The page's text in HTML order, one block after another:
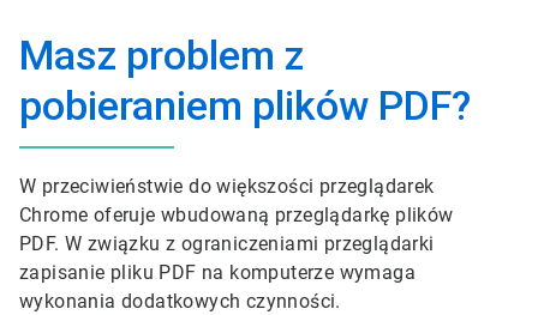
Masz problem z
pobieraniem plików PDF?
W przeciwieństwie do większości przeglądarek
Chrome oferuje wbudowaną przeglądarkę plików
PDF. W związku z ograniczeniami przeglądarki
zapisanie pliku PDF na komputerze wymaga
wykonania dodatkowych czynności.